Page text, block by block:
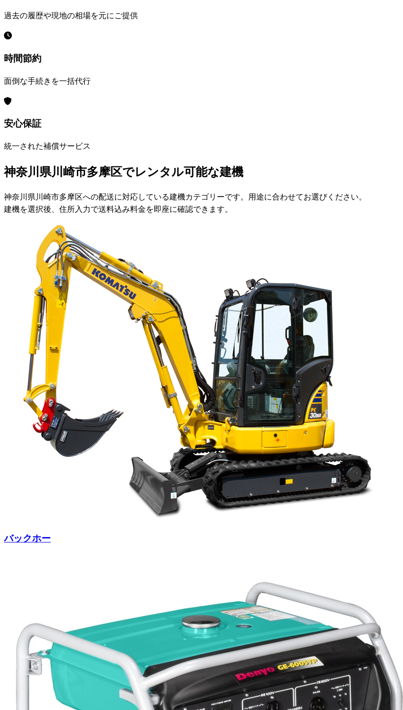
過去の履歴や現地の相場を元にご提供
時間節約
面倒な手続きを一括代行
安心保証
統一された補償サービス
神奈川県川崎市多摩区でレンタル可能な建機
神奈川県川崎市多摩区への配送に対応している建機カテゴリーです。用途に合わせてお選びください。
建機を選択後、住所入力で送料込み料金を即座に確認できます。
バックホー